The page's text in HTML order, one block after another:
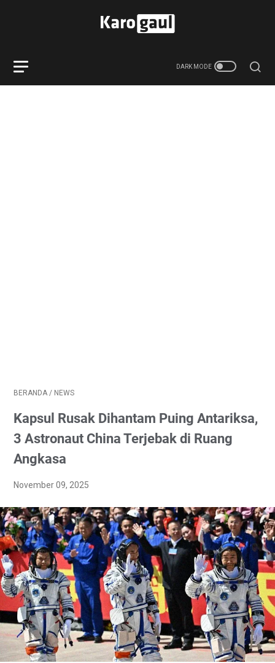
BERANDA / NEWS
Kapsul Rusak Dihantam Puing Antariksa,
3 Astronaut China Terjebak di Ruang
Angkasa
November 09, 2025